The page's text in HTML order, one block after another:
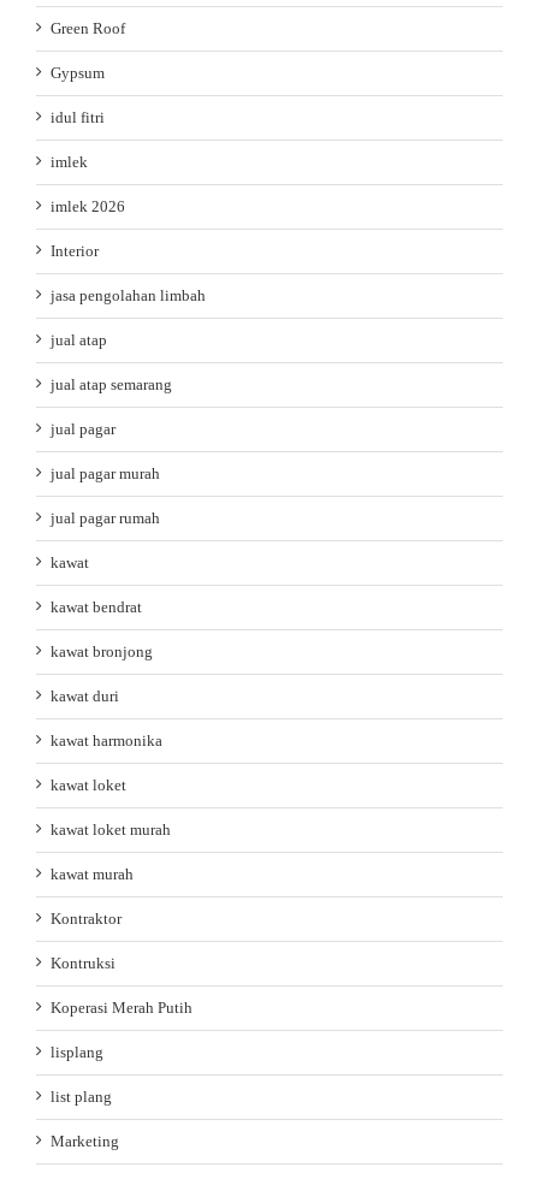
Green Roof
Gypsum
idul fitri
imlek
imlek 2026
Interior
jasa pengolahan limbah
jual atap
jual atap semarang
jual pagar
jual pagar murah
jual pagar rumah
kawat
kawat bendrat
kawat bronjong
kawat duri
kawat harmonika
kawat loket
kawat loket murah
kawat murah
Kontraktor
Kontruksi
Koperasi Merah Putih
lisplang
list plang
Marketing